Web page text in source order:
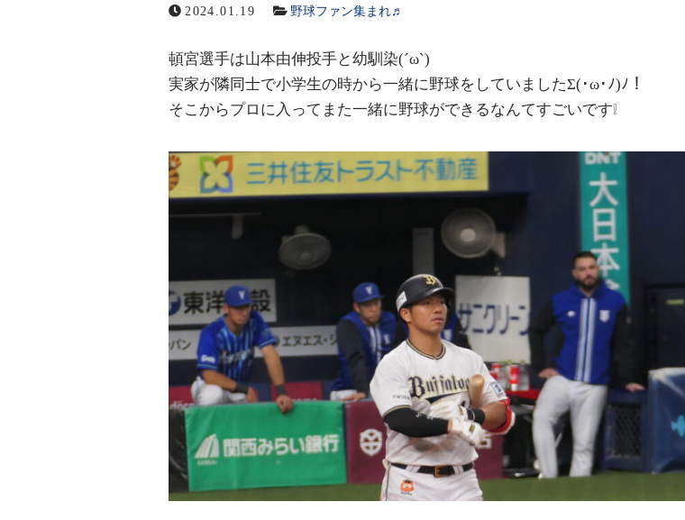
CONTACT
メールでの受付
お問い合わせフォーム
24時間受付中
2024.01.19 野球ファン集まれ♬
頓宮選手は山本由伸投手と幼馴染(´ω`)
実家が隣同士で小学生の時から一緒に野球をしていましたΣ(･ω･ﾉ)ﾉ！
そこからプロに入ってまた一緒に野球ができるなんてすごいです❕